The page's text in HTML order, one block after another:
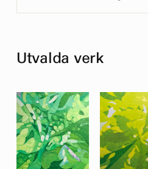
Utvalda verk